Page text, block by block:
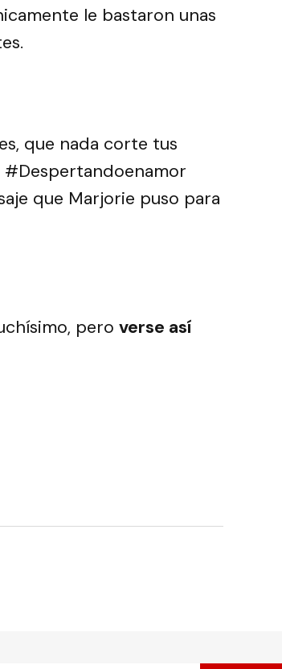
le bastaron unas
que nada corte tus
#Despertandoenamor
que Marjorie puso para
pero verse así